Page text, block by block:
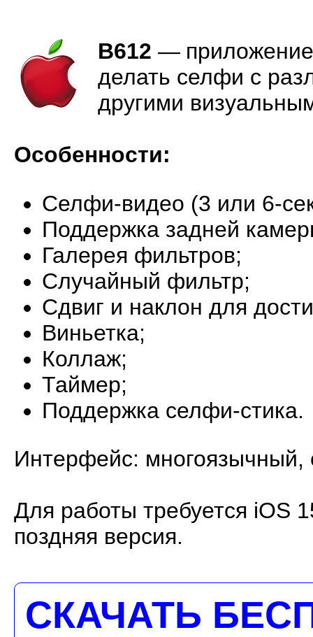
B612 —
делать селфи с
другими
Особенности:
Селфи-видео (3 или 6-
Поддержка задней
Галерея фильтров;
Случайный фильтр;
Сдвиг и наклон для
Виньетка;
Коллаж;
Таймер;
Поддержка селфи-стика.
Интерфейс: многоязычный,
Для работы требуется iOS
поздняя версия.
СКАЧАТЬ